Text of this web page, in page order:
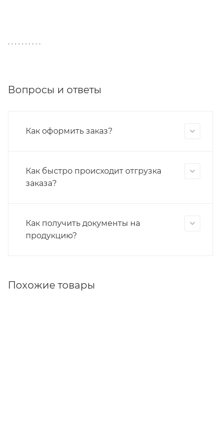
. . . . . . . . . .
Вопросы и ответы
Как оформить заказ?
Как быстро происходит отгрузка
заказа?
Как получить документы на
продукцию?
Похожие товары